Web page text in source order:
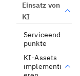
Einsatz von
KI
Serviceend
punkte
KI-Assets
implementi